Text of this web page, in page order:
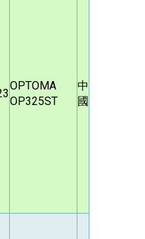
OPTOMA
OP325ST
中
國